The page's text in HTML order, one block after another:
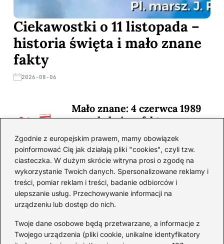
Zgodnie z europejskim prawem, mamy obowiązek
poinformować Cię jak działają pliki "cookies", czyli tzw.
ciasteczka. W dużym skrócie witryna prosi o zgodę na
wykorzystanie Twoich danych. Spersonalizowane reklamy i
treści, pomiar reklam i treści, badanie odbiorców i
ulepszanie usług. Przechowywanie informacji na
urządzeniu lub dostęp do nich.
Twoje dane osobowe będą przetwarzane, a informacje z
Twojego urządzenia (pliki cookie, unikalne identyfikatory
Ciekawostki o 11 listopada –
historia święta i mało znane
fakty
2026-08-06
Mało znane: 4 czerwca 1989
— zaskakujące fakty
2026-08-03
Ciekawostki o 1. wojnie
światowej — mało znane
fakty i historie
2026-08-02
Zaskakujące ciekawostki o
Krzysztofie Kolumbie
2026-07-20